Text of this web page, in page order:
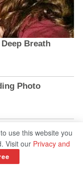
use this website you
Visit our Privacy and